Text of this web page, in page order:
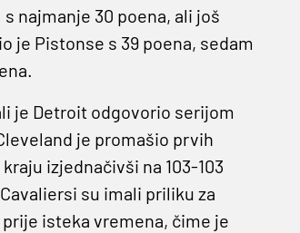
najmanje 30 poena, ali još
je Pistonse s 39 poena, sedam
je Detroit odgovorio serijom
je promašio prvih
izjednačivši na 103-103
su imali priliku za
isteka vremena, čime je